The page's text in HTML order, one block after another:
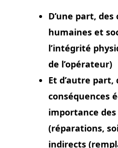
D’une part, des
humaines et
l’intégrité
de l’opérateur)
Et d’autre part,
conséquences
importance
(réparations,
indirects